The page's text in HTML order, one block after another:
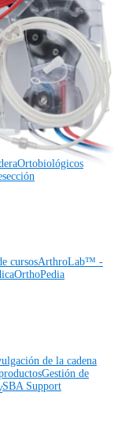
vertebral
Ortobiológicos
cursosArthroLab™ -
OrthoPedia
de la cadena
Gestión de
SBA Support